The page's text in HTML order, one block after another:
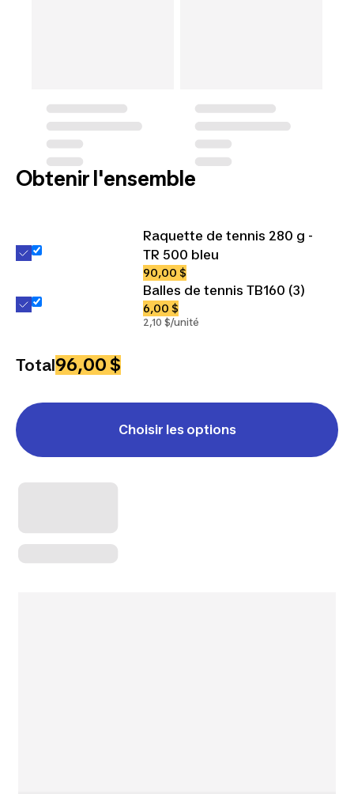
Obtenir l'ensemble
Raquette de tennis 280 g -
TR 500 bleu
90,00 $
Balles de tennis TB160 (3)
6,00 $
2,10 $/unité
Total96,00 $
Choisir les options